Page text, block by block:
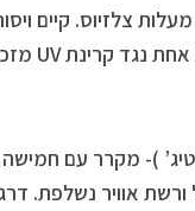
אוויר וטווח כוונון הטמפ’ 5מעלות